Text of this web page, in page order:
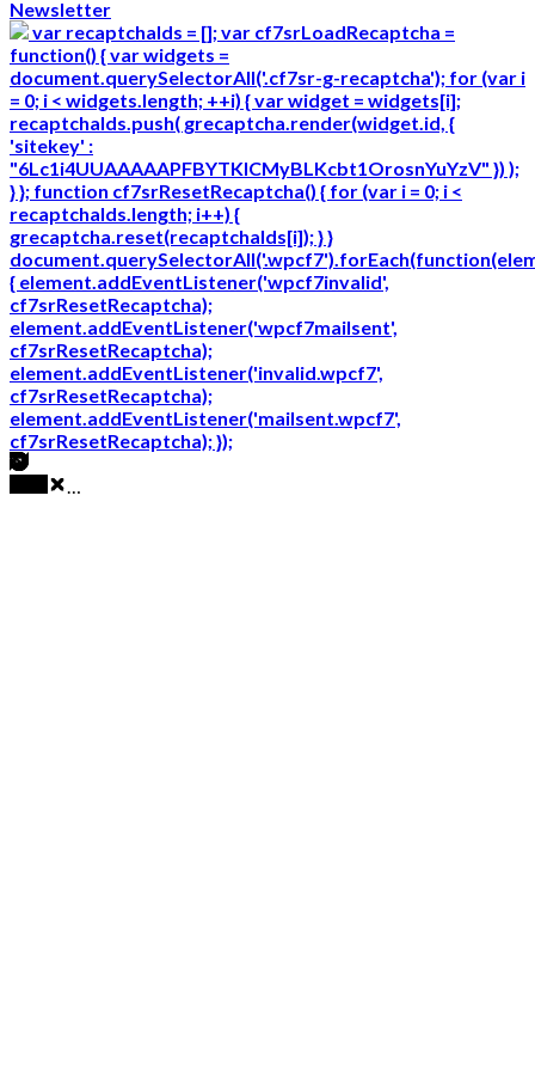
Newsletter
var recaptchaIds = []; var cf7srLoadRecaptcha =
function() { var widgets =
document.querySelectorAll('.cf7sr-g-recaptcha'); for (var i
= 0; i < widgets.length; ++i) { var widget = widgets[i];
recaptchaIds.push( grecaptcha.render(widget.id, {
'sitekey' :
"6Lc1i4UUAAAAAPFBYTKICMyBLKcbt1OrosnYuYzV" }) );
} }; function cf7srResetRecaptcha() { for (var i = 0; i <
recaptchaIds.length; i++) {
grecaptcha.reset(recaptchaIds[i]); } }
{ element.addEventListener('wpcf7invalid',
cf7srResetRecaptcha);
element.addEventListener('wpcf7mailsent',
cf7srResetRecaptcha);
element.addEventListener('invalid.wpcf7',
cf7srResetRecaptcha);
element.addEventListener('mailsent.wpcf7',
cf7srResetRecaptcha); });
…